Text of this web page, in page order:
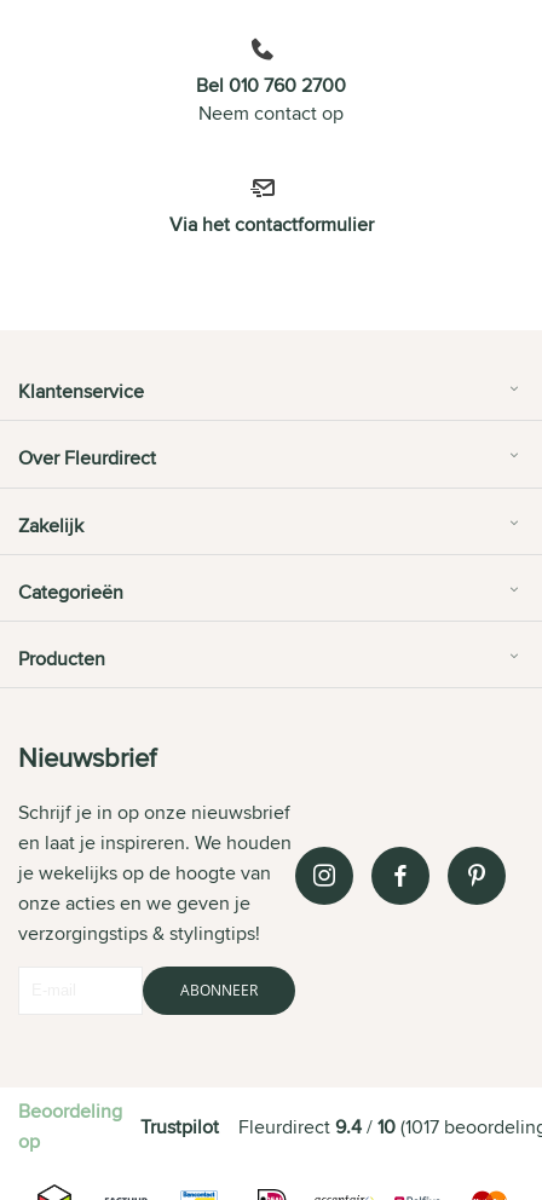
Bel 010 760 2700
Neem contact op
Via het contactformulier
Klantenservice
Over Fleurdirect
Zakelijk
Categorieën
Producten
Nieuwsbrief
Schrijf je in op onze nieuwsbrief
en laat je inspireren. We houden
je wekelijks op de hoogte van
onze acties en we geven je
verzorgingstips & stylingtips!
ABONNEER
Beoordeling
op
Trustpilot Fleurdirect9.4/10(1017